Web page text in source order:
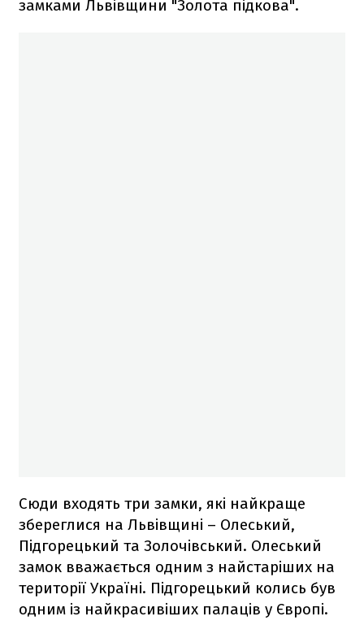
замками Львівщини "Золота підкова".
Сюди входять три замки, які найкраще
збереглися на Львівщині – Олеський,
Підгорецький та Золочівський. Олеський
замок вважається одним з найстаріших на
території Україні. Підгорецький колись був
одним із найкрасивіших палаців у Європі.